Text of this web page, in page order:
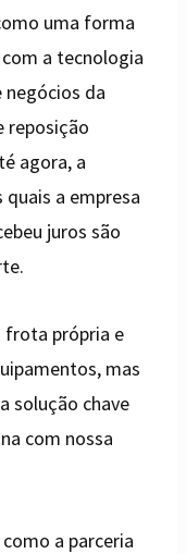
uma forma
a tecnologia
da
reposição
agora, a
a empresa
juros são
frota própria e
mas
solução chave
com nossa
a parceria